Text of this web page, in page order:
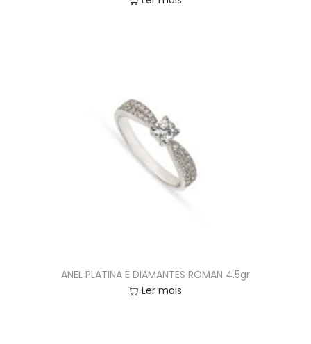
ANEL PLATINA E DIAMANTES ROMAN 4.5gr
Ler mais